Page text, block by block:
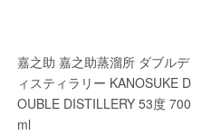
嘉之助 嘉之助蒸溜所 ダブルデ
ィスティラリー KANOSUKE D
OUBLE DISTILLERY 53度 700
ml